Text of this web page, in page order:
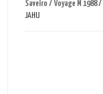
Saveiro / Voyage M 1988
JAHU